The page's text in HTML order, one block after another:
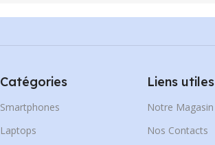
Catégories
Smartphones
Laptops
Liens utiles
Notre Magasin
Nos Contacts